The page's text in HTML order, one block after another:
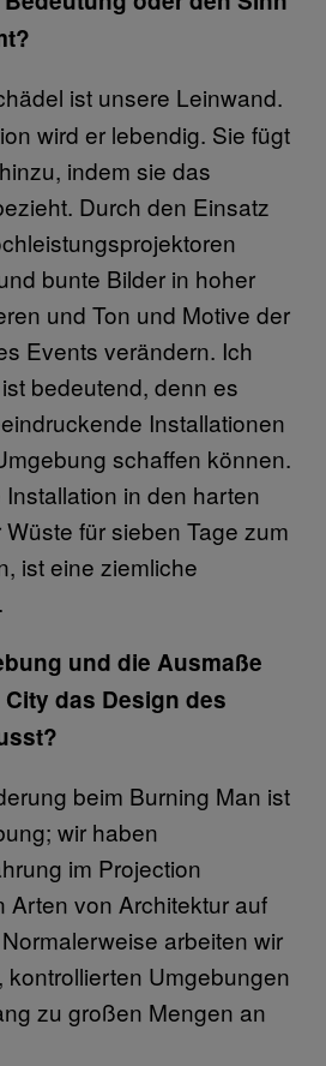
ist unsere Leinwand.
wird er lebendig. Sie fügt
indem sie das
Durch den Einsatz
bunte Bilder in hoher
und Ton und Motive der
Events verändern. Ich
bedeutend, denn es
Installationen
schaffen können.
in den harten
für sieben Tage zum
ist eine ziemliche
und die Ausmaße
das Design des
beim Burning Man ist
wir haben
im Projection
Arten von Architektur auf
arbeiten wir
kontrollierten Umgebungen
zu großen Mengen an